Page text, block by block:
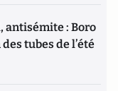
antisémite : Boro
tubes de l’été